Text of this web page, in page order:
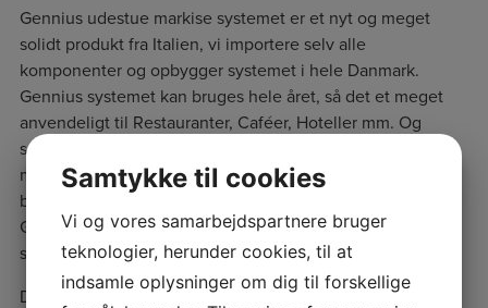
Gennius udestue markise systemet er et nyt og meget
solidt produkt fra Italien, vi importere selv alle
komponenter og opbygger systemet i hele Danmark.
Gennius systemet kan bruges hele året, så det et meget
anvendeligt til Restauranter, Caféer, Hoteller mm. Og
selvfølgelig også til private terrasse overdækninger, hvis
man ønsker et mere solidt og robust system, der også kan
bruges selv i kraftig blæst, og regn, dog ikke sne last.
Gennius leveres i aluminium og limtræs profiler i flere
størrelser alt efter anvendelse og overdæknings størrelse.
Dugen er en PVC Dug der er 100% vandtæt og stort set
Samtykke til cookies
Vi og vores samarbejdspartnere bruger
teknologier, herunder cookies, til at
indsamle oplysninger om dig til forskellige